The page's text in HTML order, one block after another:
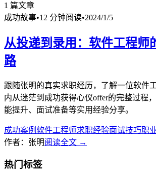
1 篇文章
成功故事•12 分钟阅读•2024/1/5
从投递到录用：软件工程师
路
跟随张明的真实求职经历，了解一位软件
内从迷茫到成功获得心仪offer的完整过程
能提升、面试准备等实用经验分享。
成功案例 软件工程师求职经验面试技巧职
作者：张明阅读全文 →
热门标签